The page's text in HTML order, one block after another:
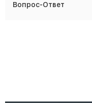
Вопрос-Ответ